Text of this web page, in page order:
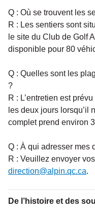
Q : Où se trouvent les
R : Les sentiers sont
le site du Club de Golf
disponible pour 80
Q : Quelles sont les
?
R : L’entretien est
les deux jours lorsqu’il
complet prend environ
Q : À qui adresser mes
R : Veuillez envoyer
direction@alpin.qc.ca.
De l’histoire et des